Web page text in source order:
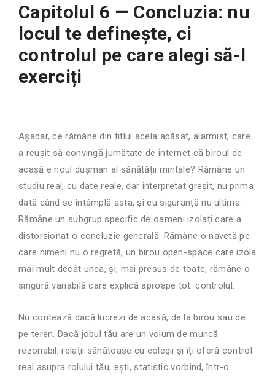
Capitolul 6 — Concluzia: nu
locul te definește, ci
controlul pe care alegi să-l
exerciți
Așadar, ce rămâne din titlul acela apăsat, alarmist, care
a reușit să convingă jumătate de internet că biroul de
acasă e noul dușman al sănătății mintale? Rămâne un
studiu real, cu date reale, dar interpretat greșit, nu prima
dată când se întâmplă asta, și cu siguranță nu ultima.
Rămâne un subgrup specific de oameni izolați care a
distorsionat o concluzie generală. Rămâne o navetă pe
care nimeni nu o regretă, un birou open-space care izola
mai mult decât unea, și, mai presus de toate, rămâne o
singură variabilă care explică aproape tot: controlul.
Nu contează dacă lucrezi de acasă, de la birou sau de
pe teren. Dacă jobul tău are un volum de muncă
rezonabil, relații sănătoase cu colegii și îți oferă control
real asupra rolului tău, ești, statistic vorbind, într-o